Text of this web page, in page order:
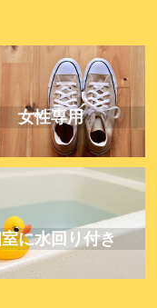
女性専用
に水回り付き